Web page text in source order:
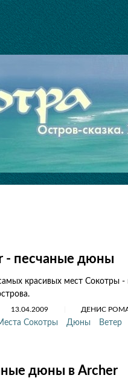
- песчаные дюны
красивых мест Сокотры
13.04.2009 ДЕНИС
Сокотры Дюны Ветер
дюны в Archer